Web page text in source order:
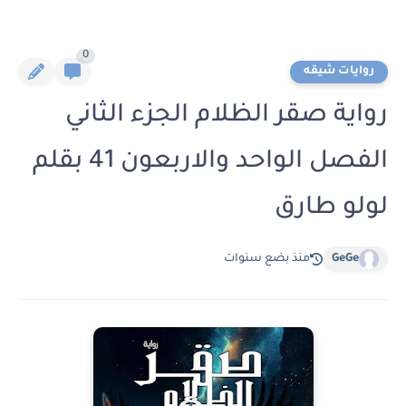
روايات شيقه
0
رواية صقر الظلام الجزء الثاني
الفصل الواحد والاربعون 41 بقلم
لولو طارق
GeGe منذ بضع سنوات